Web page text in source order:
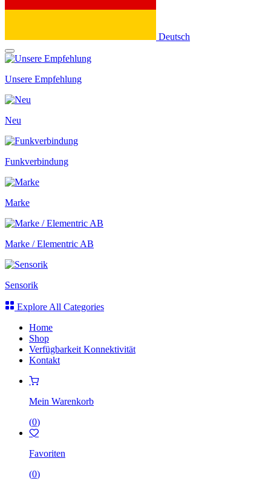
Deutsch
Unsere Empfehlung
Neu
Funkverbindung
Marke
Marke / Elementric AB
Sensorik
Explore All Categories
Home
Shop
Verfügbarkeit Konnektivität
Kontakt
Mein Warenkorb
(0)
Favoriten
(0)